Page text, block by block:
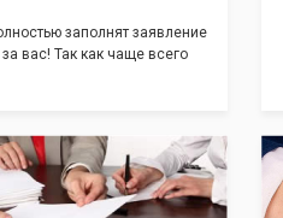
заполнят заявление
вас! Так как чаще всего
- наши юристы с
работы возьмут всё
сложного документа на
опыт работы наших